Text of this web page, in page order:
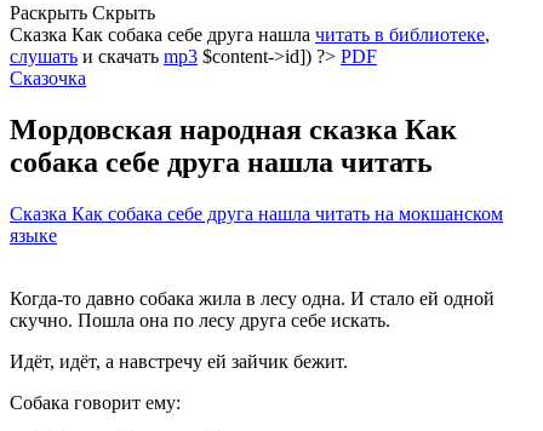
Раскрыть Скрыть
Сказка Как собака себе друга нашла читать в библиотеке,
слушать и скачать mp3 $content->id]) ?> PDF
Сказочка
Мордовская народная сказка Как
собака себе друга нашла читать
Сказка Как собака себе друга нашла читать на мокшанском
языке
Когда-то давно собака жила в лесу одна. И стало ей одной
скучно. Пошла она по лесу друга себе искать.
Идёт, идёт, а навстречу ей зайчик бежит.
Собака говорит ему: